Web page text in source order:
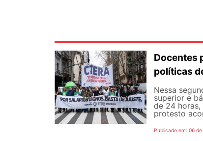
Docentes
políticas
Nessa
superior e
de 24
protesto
Publicado em: 06